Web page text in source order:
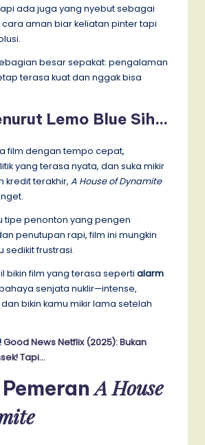
ada juga yang nyebut sebagai
cara aman biar keliatan pinter tapi
besar sepakat: pengalaman
terasa kuat dan nggak bisa
Lemo Blue Sih…
film dengan tempo cepat,
yang terasa nyata, dan suka mikir
kredit terakhir, A House of Dynamite
tipe penonton yang pengen
penutupan rapi, film ini mungkin
sedikit frustrasi.
bikin film yang terasa seperti alarm
senjata nuklir—intense,
bikin kamu mikir lama setelah
Good News Netflix (2025): Bukan
Tapi…
A House